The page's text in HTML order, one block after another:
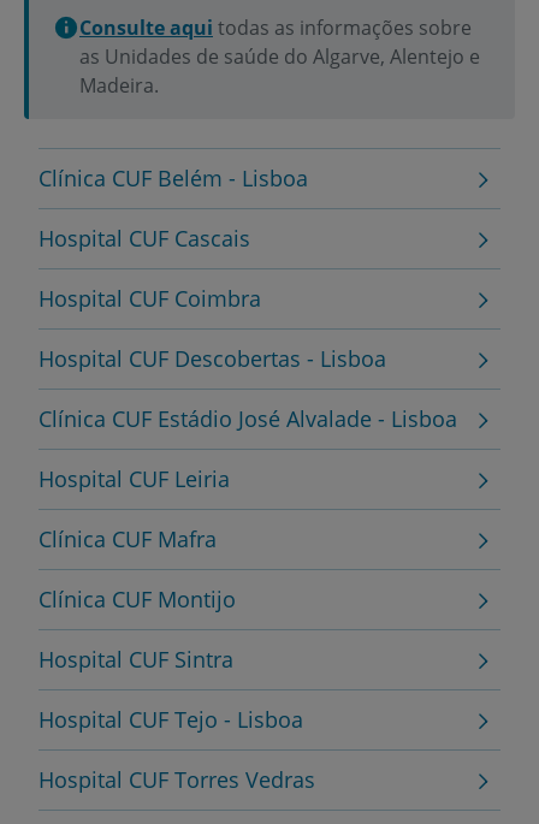
Consulte aqui todas as informações sobre
as Unidades de saúde do Algarve, Alentejo e
Madeira.
Clínica CUF Belém - Lisboa
Hospital CUF Cascais
Hospital CUF Coimbra
Hospital CUF Descobertas - Lisboa
Clínica CUF Estádio José Alvalade - Lisboa
Hospital CUF Leiria
Clínica CUF Mafra
Clínica CUF Montijo
Hospital CUF Sintra
Hospital CUF Tejo - Lisboa
Hospital CUF Torres Vedras